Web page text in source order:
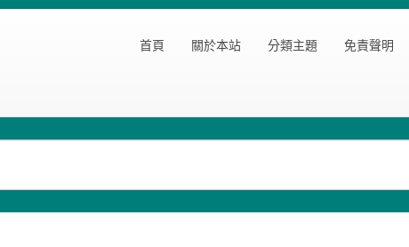
首頁 關於本站 分類主題 免責聲明